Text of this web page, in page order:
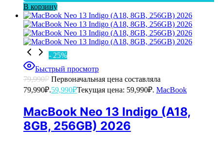
В корзину
- 25%
Быстрый просмотр
79,990₽ Первоначальная цена составляла
79,990₽.59,990₽Текущая цена: 59,990₽. MacBook
MacBook Neo 13 Indigo (A18,
8GB, 256GB) 2026